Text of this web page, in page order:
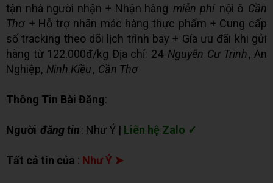
tận nhà người nhận + Nhận hàng miễn phínội ô Cần
Thơ + Hỗ trợ nhãn mác hàng thực phẩm + Cung cấp
số tracking theo dõi lịch trình bay + Gía ưu đãi khi gửi
hàng từ 122.000đ/kg Địa chỉ: 24 Nguyễn Cư Trinh, An
Nghiệp, Ninh Kiều, Cần Thơ
Thông Tin Bài Đăng:
Người đăng tin: Như Ý | Liên hệ Zalo ✓
Tất cả tin của : Như Ý ➤